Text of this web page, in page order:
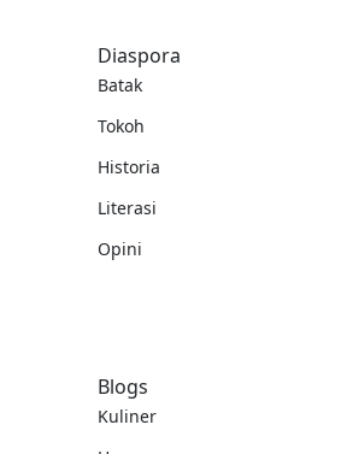
Diaspora
Batak
Tokoh
Historia
Literasi
Opini
Blogs
Kuliner